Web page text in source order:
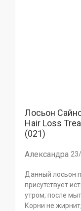
Лосьон
Hair Loss
(021)
Александра
Данный лосьон
присутствует
утром, после
Корни не